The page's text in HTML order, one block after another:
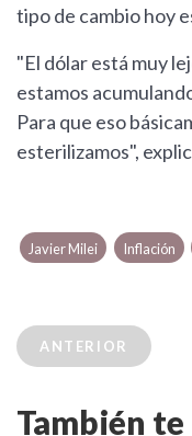
tipo de cambio hoy
"El dólar está muy
estamos
Para que eso
esterilizamos",
Javier Milei Inflación
ANTERIOR
También